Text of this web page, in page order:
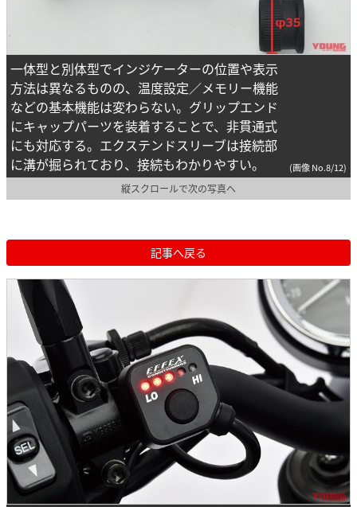
一体型と別体型でインジケーターの位置や表示
方法は異なるものの、温度設定／メモリー機能
などの基本機能は変わらない。グリップエンド
にキャップパーツを装着することで、非貫通式
にも対応する。エクステンドスリーブは接続部
に溝が掘られており、接続もわかりやすい。
(画像 No.8/12)
縦スクロールで次の写真へ
記事へ戻る